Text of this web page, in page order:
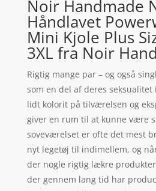
Noir Handmade
Håndlavet
Mini Kjole Plus
3XL fra Noir
Rigtig mange par – og også
som en del af deres seksualitet
lidt kolorit på tilværelsen og
giver en rum til at kunne være
soveværelset er ofte det mest
nyt legetøj til indimellem, og
der nogle rigtig lækre
der gennem lang tid har